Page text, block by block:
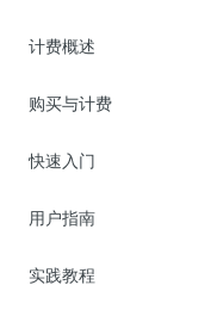
计费概述
购买与计费
快速入门
用户指南
实践教程
在线迁移服务
视频云服务
云直播(KLS)
边缘节点计算